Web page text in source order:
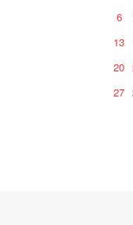
6
13
20
27